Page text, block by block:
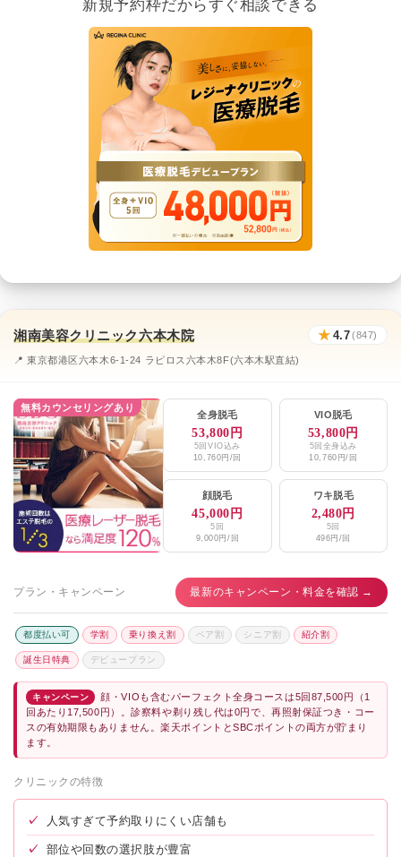
新規予約枠だからすぐ相談できる
湘南美容クリニック六本木院 ★ 4.7(847)
📍 東京都港区六本木6-1-24 ラピロス六本木8F(六本木駅直結)
無料カウンセリングあり
全身脱毛
53,800円
5回VIO込み
10,760円/回
VIO脱毛
53,800円
5回全身込み
10,760円/回
顔脱毛
45,000円
5回
9,000円/回
ワキ脱毛
2,480円
5回
496円/回
プラン・キャンペーン 最新のキャンペーン・料金を確認 →
都度払い可 学割 乗り換え割 ペア割 シニア割 紹介割
誕生日特典 デビュープラン
キャンペーン
顔・VIOも含むパーフェクト全身コースは5回87,500円（1
回あたり17,500円）。診察料や剃り残し代は0円で、再照射保証つき・コー
スの有効期限もありません。楽天ポイントとSBCポイントの両方が貯まり
ます。
クリニックの特徴
✓ 人気すぎて予約取りにくい店舗も
✓ 部位や回数の選択肢が豊富